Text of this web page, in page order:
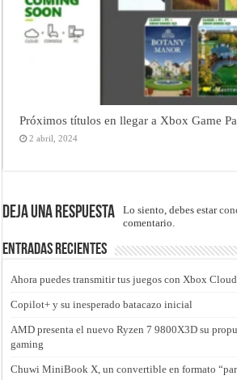
Próximos títulos en llegar a Xbox Game
2 abril, 2024
Deja una respuesta Lo siento, debes estar
comentario.
Entradas recientes
Ahora puedes transmitir tus juegos con Xbox
Copilot+ y su inesperado batacazo inicial
AMD presenta el nuevo Ryzen 7 9800X3D su
gaming
Chuwi MiniBook X, un convertible en formato